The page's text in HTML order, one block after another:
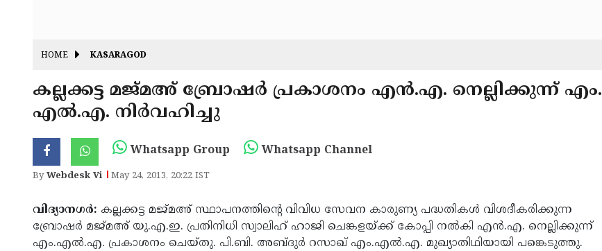
HOME KASARAGOD
കല്ലക്കട്ട മജ്മഅ് ബ്രോഷര്‍ പ്രകാശനം എന്‍.എ. നെല്ലിക്കുന്ന് എം.
എല്‍.എ. നിര്‍വഹിച്ചു
Whatsapp Group Whatsapp Channel
ByWebdesk Vi May 24, 2013, 20:22 IST
വിദ്യാനഗര്‍: കല്ലക്കട്ട മജ്മഅ് സ്ഥാപനത്തിന്റെ വിവിധ സേവന കാരുണ്യ പദ്ധതികള്‍ വിശദീകരിക്കുന്ന
ബ്രോഷര്‍ മജ്മഅ് യു.എ.ഇ. പ്രതിനിധി സ്വാലിഹ് ഹാജി ചെങ്കളയ്ക്ക് കോപ്പി നല്‍കി എന്‍.എ. നെല്ലിക്കുന്ന്
എം.എല്‍.എ. പ്രകാശനം ചെയ്തു. പി.ബി. അബ്ദുര്‍ റസാഖ് എം.എല്‍.എ. മുഖ്യാതിഥിയായി പങ്കെടുത്തു.